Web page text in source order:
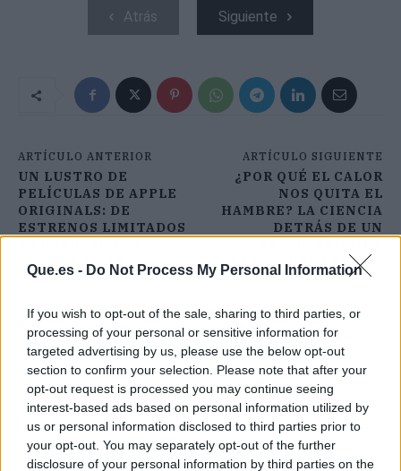
Que.es - Do Not Process My Personal Information
If you wish to opt-out of the sale, sharing to third parties, or
processing of your personal or sensitive information for
targeted advertising by us, please use the below opt-out
section to confirm your selection. Please note that after your
opt-out request is processed you may continue seeing
interest-based ads based on personal information utilized by
us or personal information disclosed to third parties prior to
your opt-out. You may separately opt-out of the further
disclosure of your personal information by third parties on the
Atrás Siguiente
ARTÍCULO ANTERIOR
UN LUSTRO DE
PELÍCULAS DE APPLE
ORIGINALS: DE
ESTRENOS LIMITADOS
FÓRMULA 1 EN LA
GRAN PANTALLA
ARTÍCULO SIGUIENTE
¿POR QUÉ EL CALOR
NOS QUITA EL
HAMBRE? LA CIENCIA
DETRÁS DE UN
CLÁSICO DEL VERANO